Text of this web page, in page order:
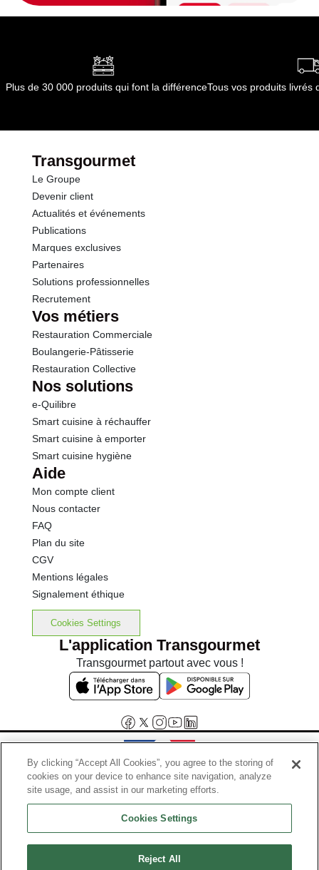
Plus de 30 000 produits qui font la différenceTous vos produits livrés
Transgourmet
Le Groupe
Devenir client
Actualités et événements
Publications
Marques exclusives
Partenaires
Solutions professionnelles
Recrutement
Vos métiers
Restauration Commerciale
Boulangerie-Pâtisserie
Restauration Collective
Nos solutions
e-Quilibre
Smart cuisine à réchauffer
Smart cuisine à emporter
Smart cuisine hygiène
Aide
Mon compte client
Nous contacter
FAQ
Plan du site
CGV
Mentions légales
Signalement éthique
Cookies Settings
L'application Transgourmet
Transgourmet partout avec vous !
Interdiction de vente de boissons alcooliques aux mineurs de
moins de 18 ans
La preuve de majorité de l'acheteur est exigée au moment de la vente
Code de la santé publique, Aar.l.3342-1 et l.3353-3
By clicking “Accept All Cookies”, you agree to the storing of
cookies on your device to enhance site navigation, analyze
site usage, and assist in our marketing efforts.
Cookies Settings
Reject All